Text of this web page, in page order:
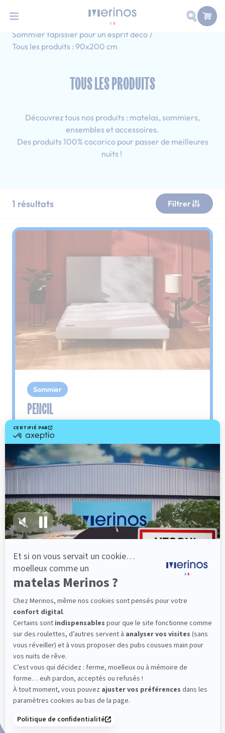
Faire
Accueil
Sommier tapissier pour un esprit déco
Tous les produits : 90x200 cm
TOUS LES PRODUITS
Découvrez tous nos produits : matelas, sommiers,
ensembles et accessoires.
Des produits 100% cocorico pour passer de meilleures
nuits !
1 résultats Filtrer
Sommier
PENCIL
Le plus : soutien morphologique
Grâce à ses 3 zones de confort, le sommier
Pencil vous assure tout son soutien. Avec les
épaules, le dos et le bassin qui reposent sur ses
lattes, vous évitez les douleurs au petit matin.
501,00 €
Découvrir
Livraison gratuite
Fabrication Française
101 nuits d'essai*
Paiement en 3x ou 4x sans frais